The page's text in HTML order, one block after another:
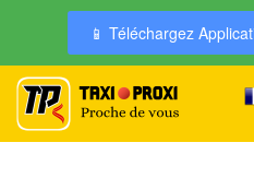
📱 Téléchargez